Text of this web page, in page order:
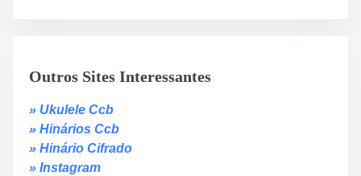
Outros Sites Interessantes
» Ukulele Ccb
» Hinários Ccb
» Hinário Cifrado
» Instagram